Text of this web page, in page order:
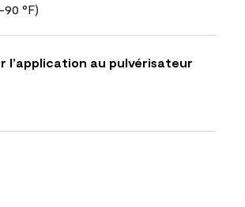
90 °F)
l’application au pulvérisateur